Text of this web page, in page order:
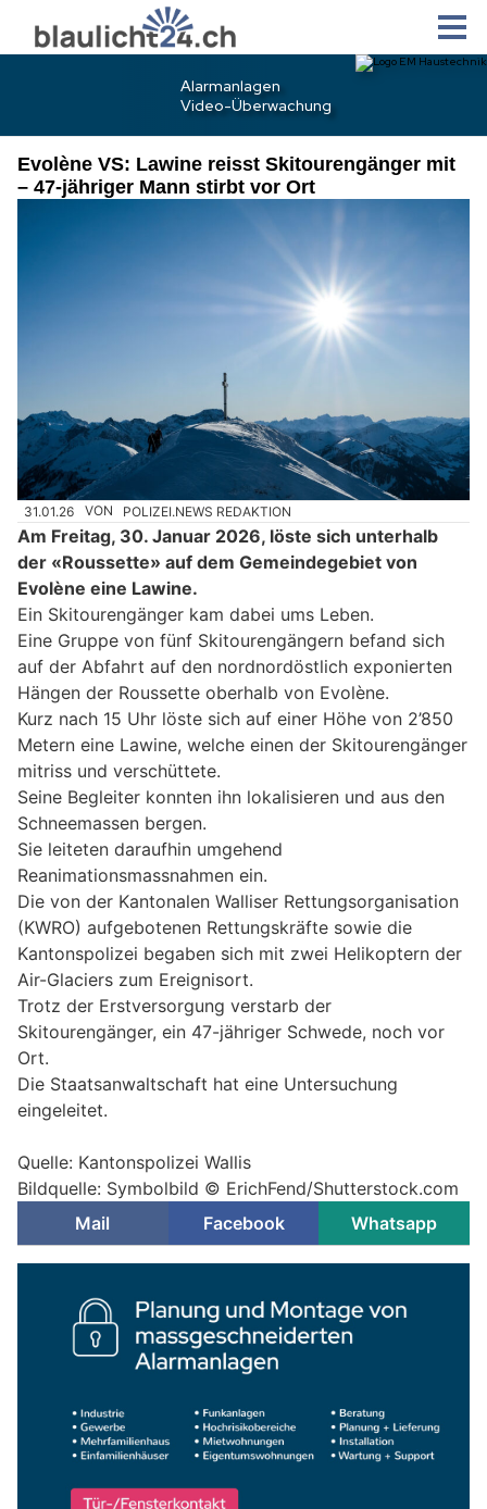
Evolène VS: Lawine reisst Skitourengänger mit
– 47-jähriger Mann stirbt vor Ort
31.01.26 VON POLIZEI.NEWS REDAKTION
Am Freitag, 30. Januar 2026, löste sich unterhalb
der «Roussette» auf dem Gemeindegebiet von
Evolène eine Lawine.
Ein Skitourengänger kam dabei ums Leben.
Eine Gruppe von fünf Skitourengängern befand sich
auf der Abfahrt auf den nordnordöstlich exponierten
Hängen der Roussette oberhalb von Evolène.
Kurz nach 15 Uhr löste sich auf einer Höhe von 2’850
Metern eine Lawine, welche einen der Skitourengänger
mitriss und verschüttete.
Seine Begleiter konnten ihn lokalisieren und aus den
Schneemassen bergen.
Sie leiteten daraufhin umgehend
Reanimationsmassnahmen ein.
Die von der Kantonalen Walliser Rettungsorganisation
(KWRO) aufgebotenen Rettungskräfte sowie die
Kantonspolizei begaben sich mit zwei Helikoptern der
Air-Glaciers zum Ereignisort.
Trotz der Erstversorgung verstarb der
Skitourengänger, ein 47-jähriger Schwede, noch vor
Ort.
Die Staatsanwaltschaft hat eine Untersuchung
eingeleitet.
Quelle: Kantonspolizei Wallis
Bildquelle: Symbolbild © ErichFend/Shutterstock.com
Mail
Facebook Whatsapp